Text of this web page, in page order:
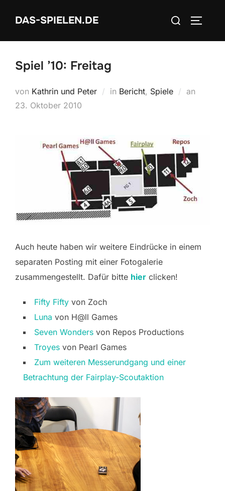
InhaltDAS-SPIELEN.DE
Suchen
Spiel ’10: Freitag
von Kathrin und Peter in Bericht, Spiele an
23. Oktober 2010
Auch heute haben wir weitere Eindrücke in einem
separaten Posting mit einer Fotogalerie
zusammengestellt. Dafür bitte hier clicken!
Fifty Fifty von Zoch
Luna von H@ll Games
Seven Wonders von Repos Productions
Troyes von Pearl Games
Zum weiteren Messerundgang und einer
Betrachtung der Fairplay-Scoutaktion